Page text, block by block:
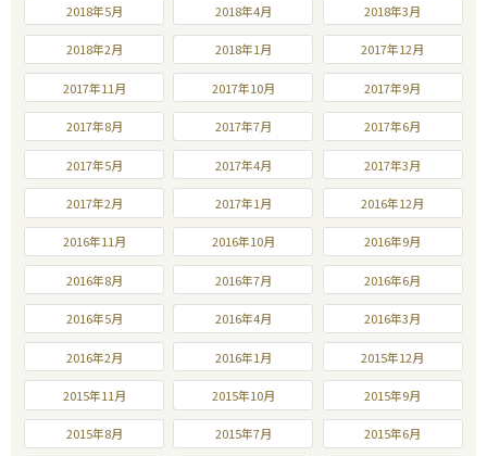
2018年5月 2018年4月 2018年3月
2018年2月 2018年1月 2017年12月
2017年11月 2017年10月 2017年9月
2017年8月 2017年7月 2017年6月
2017年5月 2017年4月 2017年3月
2017年2月 2017年1月 2016年12月
2016年11月 2016年10月 2016年9月
2016年8月 2016年7月 2016年6月
2016年5月 2016年4月 2016年3月
2016年2月 2016年1月 2015年12月
2015年11月 2015年10月 2015年9月
2015年8月 2015年7月 2015年6月